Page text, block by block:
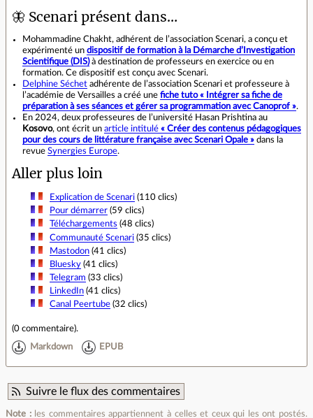
🦋 Scenari présent dans…
Mohammadine Chakht, adhérent de l’association Scenari, a conçu et
expérimenté un dispositif de formation à la Démarche d’Investigation
Scientifique (DIS)à destination de professeurs en exercice ou en
formation. Ce dispositif est conçu avec Scenari.
Delphine Séchet adhérente de l’association Scenari et professeure à
l’académie de Versailles a créé une fiche tuto « Intégrer sa fiche de
préparation à ses séances et gérer sa programmation avec Canoprof ».
En 2024, deux professeures de l’université Hasan Prishtina au
Kosovo, ont écrit un article intitulé « Créer des contenus pédagogiques
pour des cours de littérature française avec Scenari Opale » dans la
revue Synergies Europe.
Aller plus loin
Explication de Scenari(110 clics)
Pour démarrer(59 clics)
Téléchargements (48 clics)
Communauté Scenari(35 clics)
Mastodon(41 clics)
Bluesky(41 clics)
Telegram (33 clics)
LinkedIn(41 clics)
Canal Peertube(32 clics)
(0 commentaire).
Markdown EPUB
Suivre le flux des commentaires
Note :les commentaires appartiennent à celles et ceux qui les ont postés.